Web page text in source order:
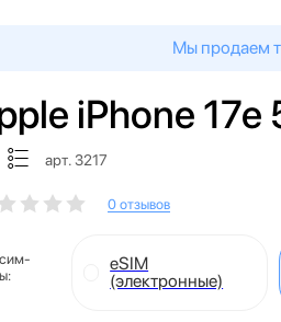
Мы продаем
iPhone 17e
арт. 3217
0 отзывов
eSIM
(электронные)